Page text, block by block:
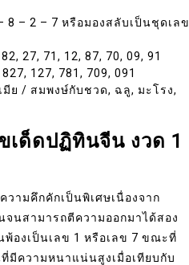
8 – 2 – 7 หรือมองสลับเป็นชุดเลข
27, 71, 12, 87, 70, 09, 91
127, 781, 709, 091
ย / สมพงษ์กับชวด, ฉลู, มะโรง,
เด็ดปฏิทินจีน งวด 1
วามคึกคักเป็นพิเศษเนื่องจาก
นสามารถตีความออกมาได้สอง
องเป็นเลข 1 หรือเลข 7 ขณะที่
มีความหนาแน่นสูงเมื่อเทียบกับ